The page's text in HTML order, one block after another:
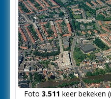
Foto 3.511 keer bekeken